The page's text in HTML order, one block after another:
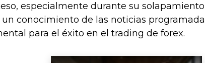
especialmente durante su
conocimiento de las noticias
para el éxito en el trading de forex.